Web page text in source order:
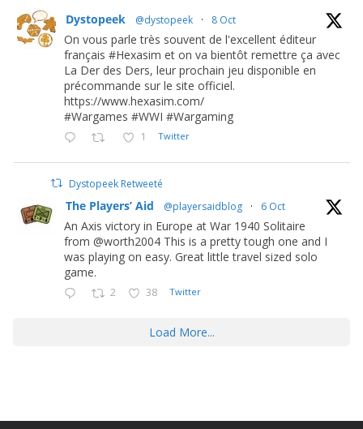
Dystopeek @dystopeek · 8 Oct
On vous parle très souvent de l'excellent éditeur
français #Hexasim et on va bientôt remettre ça avec
La Der des Ders, leur prochain jeu disponible en
précommande sur le site officiel.
https://www.hexasim.com/
#Wargames #WWI #Wargaming
1 Twitter
Dystopeek Retweeté
The Players’ Aid @playersaidblog · 6 Oct
An Axis victory in Europe at War 1940 Solitaire
from @worth2004 This is a pretty tough one and I
was playing on easy. Great little travel sized solo
game.
2 38 Twitter
Load More...